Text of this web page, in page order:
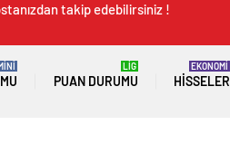
takip edebilirsiniz !
PUAN DURUMU
LİG
HISSELER
EKONOMİ